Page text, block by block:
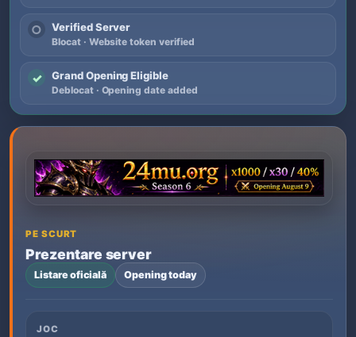
○ Verified Server
Blocat · Website token verified
✓ Grand Opening Eligible
Deblocat · Opening date added
PE SCURT
Prezentare server
Listare oficială Opening today
JOC